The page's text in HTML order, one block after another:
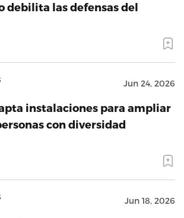
debilita las defensas del
Jun 24, 2026
instalaciones para ampliar
con diversidad
Jun 18, 2026